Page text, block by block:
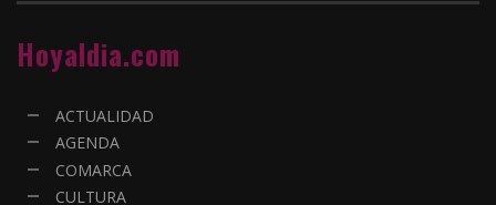
Hoyaldia.com
ACTUALIDAD
AGENDA
COMARCA
CULTURA